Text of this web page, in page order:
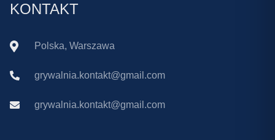
KONTAKT
Polska, Warszawa
grywalnia.kontakt@gmail.com
grywalnia.kontakt@gmail.com